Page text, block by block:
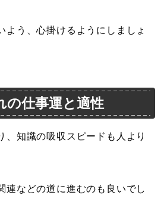
よう、心掛けるようにしましょ
の仕事運と適性
、知識の吸収スピードも人より
連などの道に進むのも良いでし